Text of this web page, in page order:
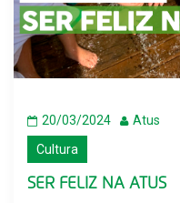
20/03/2024
Atus
Cultura
SER FELIZ NA ATUS